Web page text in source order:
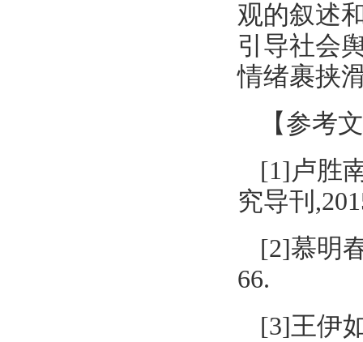
观的叙述
引导社会
情绪裹挟
【参考
[1]卢胜
究导刊
[2]慕明
66.
[3]王伊